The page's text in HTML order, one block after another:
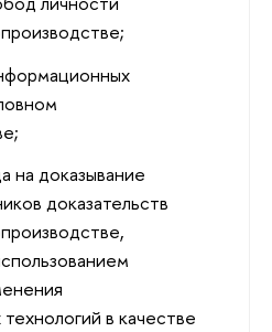
на доказывание
доказательств
в качестве